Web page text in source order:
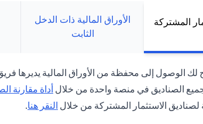
المشتركة
الأوراق المالية ذات الدخل
الثابت
لك الوصول إلى محفظة من الأوراق المالية يديرها
الصناديق في منصة واحدة من خلال أداة مقارنة
الاستثمار المشتركة من خلال النقر هنا(opens in a new tab).